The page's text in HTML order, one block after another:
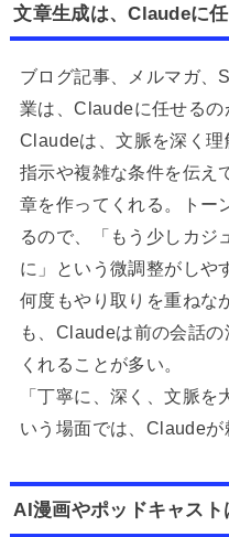
文章生成は、Claudeに
ブログ記事、メルマガ、
業は、Claudeに任せるの
Claudeは、文脈を深く
指示や複雑な条件を伝え
章を作ってくれる。トー
るので、「もう少しカジ
に」という微調整がしや
何度もやり取りを重ねな
も、Claudeは前の会話
くれることが多い。
「丁寧に、深く、文脈
いう場面では、Claudeが
AI漫画やポッドキャス